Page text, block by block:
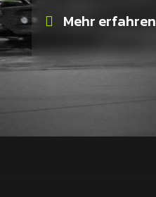
Mehr erfahren